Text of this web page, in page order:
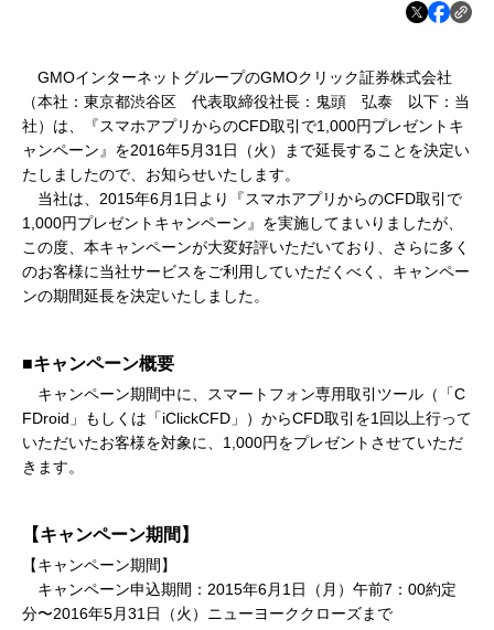
GMOインターネットグループのGMOクリック証券株式会社
（本社：東京都渋谷区 代表取締役社長：鬼頭 弘泰 以下：当
社）は、『スマホアプリからのCFD取引で1,000円プレゼントキ
ャンペーン』を2016年5月31日（火）まで延長することを決定い
たしましたので、お知らせいたします。
当社は、2015年6月1日より『スマホアプリからのCFD取引で
1,000円プレゼントキャンペーン』を実施してまいりましたが、
この度、本キャンペーンが大変好評いただいており、さらに多く
のお客様に当社サービスをご利用していただくべく、キャンペー
ンの期間延長を決定いたしました。
■キャンペーン概要
キャンペーン期間中に、スマートフォン専用取引ツール（「C
FDroid」もしくは「iClickCFD」）からCFD取引を1回以上行って
いただいたお客様を対象に、1,000円をプレゼントさせていただ
きます。
【キャンペーン期間】
【キャンペーン期間】
キャンペーン申込期間：2015年6月1日（月）午前7：00約定
分〜2016年5月31日（火）ニューヨーククローズまで